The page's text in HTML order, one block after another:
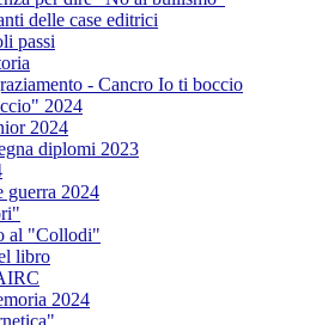
delle case editrici
passi
- Cancro Io ti boccio
2024
2024
diplomi 2023
guerra 2024
al "Collodi"
libro
2024